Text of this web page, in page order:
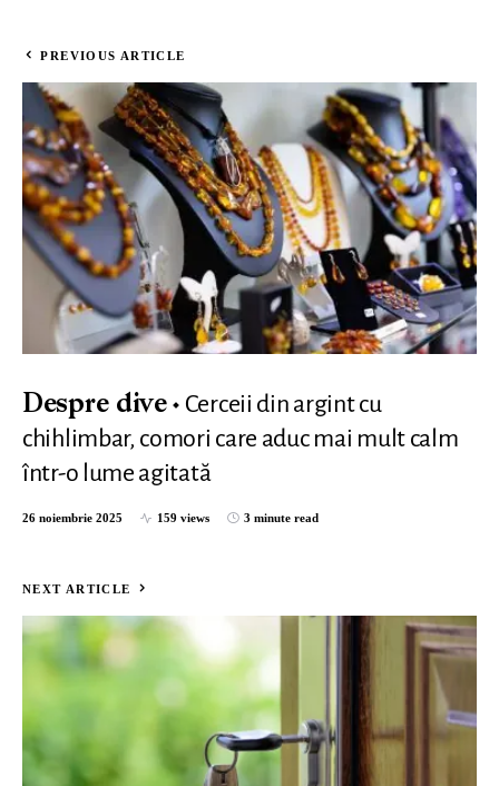
PREVIOUS ARTICLE
Despre dive
Cerceii din argint cu
chihlimbar, comori care aduc mai mult calm
într-o lume agitată
26 noiembrie 2025 159 views 3 minute read
NEXT ARTICLE